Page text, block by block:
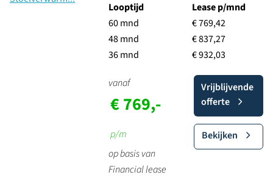
Looptijd
60 mnd
48 mnd
36 mnd
Lease p/mnd
€ 769,42
€ 837,27
€ 932,03
vanaf
€ 769,-
p/m
op basis van
Financial lease
Vrijblijvende
offerte
Bekijken